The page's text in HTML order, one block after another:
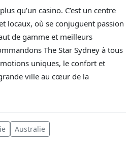
qu’un casino. C’est un centre
locaux, où se conjuguent passion
de gamme et meilleurs
The Star Sydney à tous
uniques, le confort et
ville au cœur de la
Australie